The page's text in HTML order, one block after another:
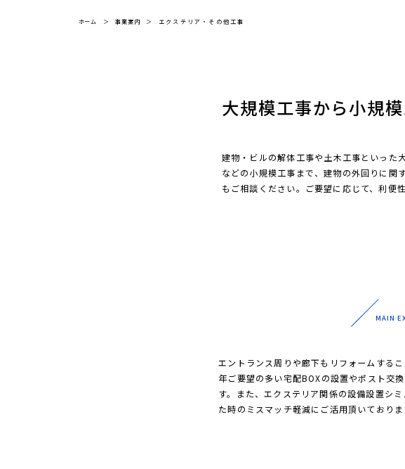
ホーム ＞事業案内 ＞ エクステリア・その他工事
大規模工事から小規
建物・ビルの解体工事や土木工事といった
などの小規模工事まで、建物の外回りに関
もご相談ください。ご要望に応じて、利便
MAIN
エントランス周りや廊下もリフォームする
年ご要望の多い宅配BOXの設置やポスト交
す。また、エクステリア関係の設備設置シ
た時のミスマッチ軽減にご活用頂いておりま